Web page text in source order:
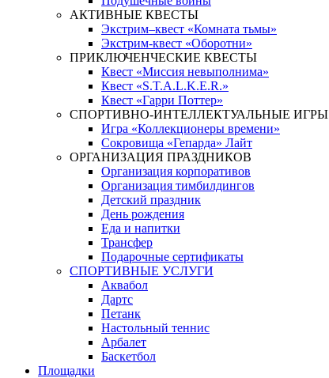
АКТИВНЫЕ КВЕСТЫ
Экстрим–квест «Комната тьмы»
Экстрим-квест «Оборотни»
ПРИКЛЮЧЕНЧЕСКИЕ КВЕСТЫ
Квест «Миссия невыполнима»
Квест «S.T.A.L.K.E.R.»
Квест «Гарри Поттер»
СПОРТИВНО-ИНТЕЛЛЕКТУАЛЬНЫЕ ИГРЫ
Игра «Коллекционеры времени»
Сокровища «Гепарда» Лайт
ОРГАНИЗАЦИЯ ПРАЗДНИКОВ
Организация корпоративов
Организация тимбилдингов
Детский праздник
День рождения
Еда и напитки
Трансфер
Подарочные сертификаты
СПОРТИВНЫЕ УСЛУГИ
Аквабол
Дартс
Петанк
Настольный теннис
Арбалет
Баскетбол
Площадки